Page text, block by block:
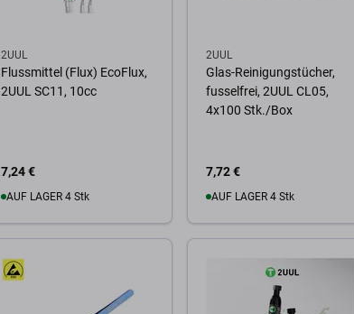
2UUL
Flussmittel (Flux) EcoFlux,
2UUL SC11, 10cc
7,24 €
AUF LAGER 4 Stk
2UUL
Glas-Reinigungstücher,
fusselfrei, 2UUL CL05,
4x100 Stk./Box
7,72 €
AUF LAGER 4 Stk